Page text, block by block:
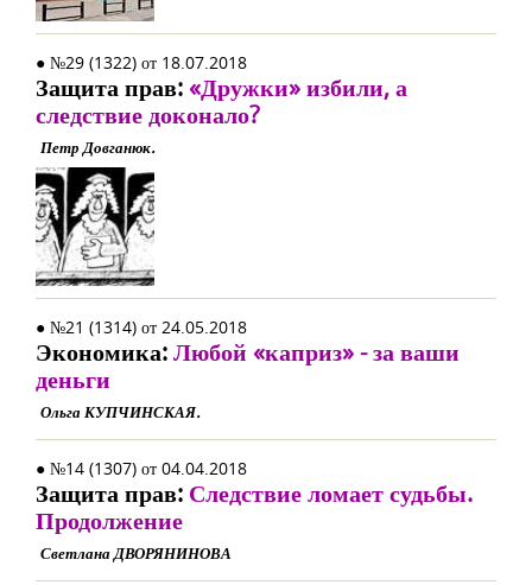
● №29 (1322) от 18.07.2018
Защита прав:«Дружки» избили, а
следствие доконало?
Петр Довганюк.
● №21 (1314) от 24.05.2018
Экономика:Любой «каприз» - за ваши
деньги
Ольга КУПЧИНСКАЯ.
● №14 (1307) от 04.04.2018
Защита прав: Следствие ломает судьбы.
Продолжение
Светлана ДВОРЯНИНОВА